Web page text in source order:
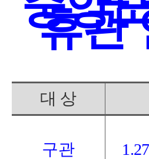
휴관
대 상
구관